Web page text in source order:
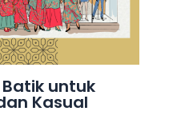
untuk
Kasual